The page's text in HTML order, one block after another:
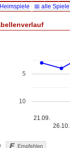
📅 alle Spiele
21.09.
26.10.
5
10